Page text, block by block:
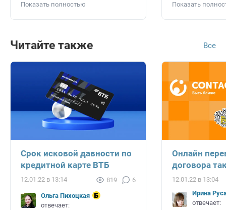
Показать полностью
Показать
Читайте также Все
Срок исковой давности по
кредитной карте ВТБ
12.01.22 в 13:14 819 6
Ольга Пихоцкая
отвечает:
Онлайн
договора
12.01.22 в 13:04
Ирина
отвечает: